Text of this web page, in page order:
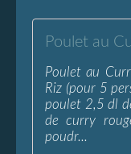
Poulet au
Riz (pour 5
poulet 2,5 dl
de curry
poudr...